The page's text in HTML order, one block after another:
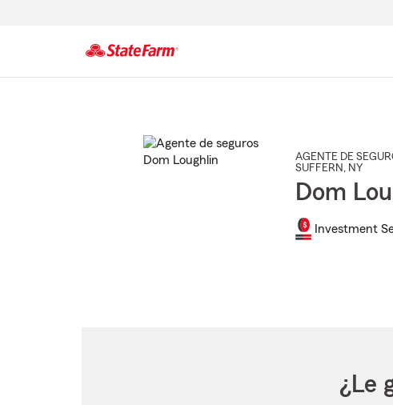
AGENTE DE
SUFFERN , NY
Dom
Investment
¿Le